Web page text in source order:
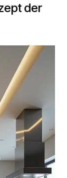
der